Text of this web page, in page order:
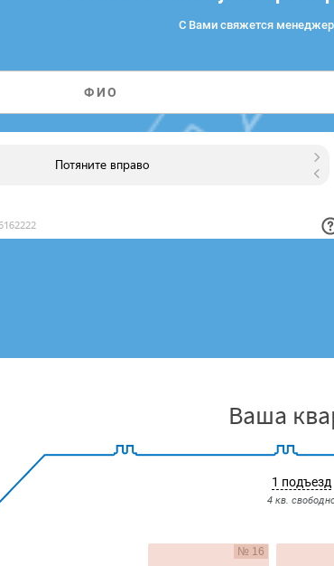
С Вами свяжется менеджер
Ваша
1 подъезд
4 кв.
№ 16